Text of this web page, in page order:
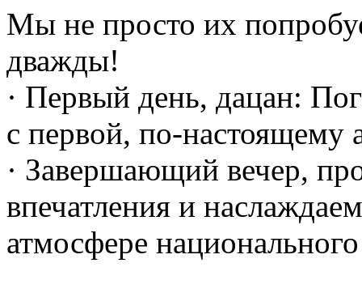
Мы не просто их
дважды!
· Первый день, дацан:
с первой, по-настоящему
· Завершающий вечер,
впечатления и
атмосфере